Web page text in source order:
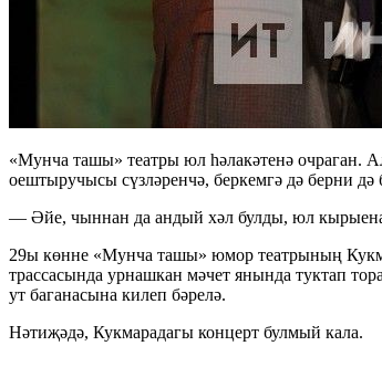
«Мунча ташы» театры юл һәлакәтенә очраган.
оештыручысы сүзләренчә, беркемгә дә берни дә
— Әйе, чыннан да андый хәл булды, юл кырыена
29ы көнне «Мунча ташы» юмор театрының
трассасында урнашкан мәчет янында туктап
ут баганасына килеп бәрелә.
Нәтиҗәдә, Кукмарадагы концерт булмый кала.